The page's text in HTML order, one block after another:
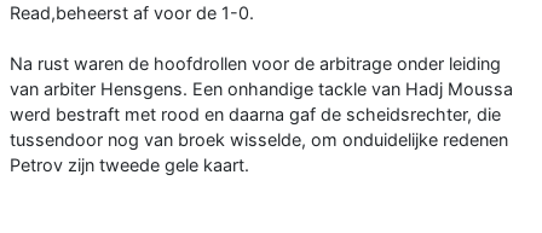
Read,beheerst af voor de 1-0.
Na rust waren de hoofdrollen voor de arbitrage onder leiding
van arbiter Hensgens. Een onhandige tackle van Hadj Moussa
werd bestraft met rood en daarna gaf de scheidsrechter, die
tussendoor nog van broek wisselde, om onduidelijke redenen
Petrov zijn tweede gele kaart.